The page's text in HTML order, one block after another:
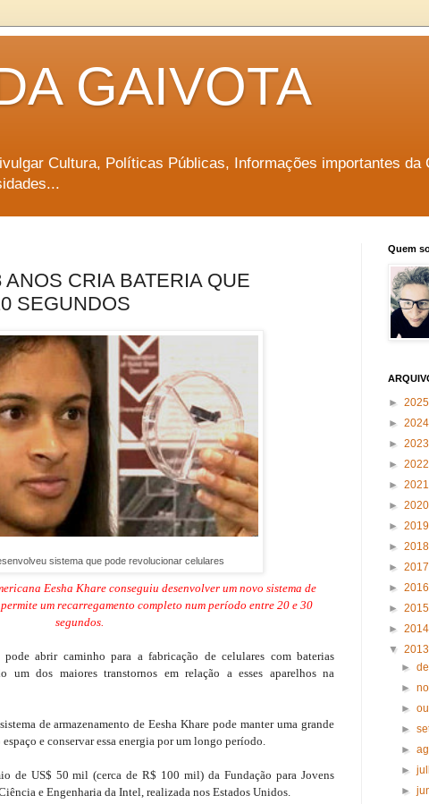
GAIVOTA
Cultura, Políticas Públicas, Informações importantes da
CRIA BATERIA QUE
SEGUNDOS
sistema que pode revolucionar celulares
Eesha Khare conseguiu desenvolver um novo sistema de
um recarregamento completo num período entre 20 e 30
segundos.
abrir caminho para a fabricação de celulares com baterias
um dos maiores transtornos em relação a esses aparelhos na
de armazenamento de Eesha Khare pode manter uma grande
e conservar essa energia por um longo período.
de US$ 50 mil (cerca de R$ 100 mil) da Fundação para Jovens
e Engenharia da Intel, realizada nos Estados Unidos.
Quem
► 2025
► 2024
► 2023
► 2022
► 2021
► 2020
► 2019
► 2018
► 2017
► 2016
► 2015
► 2014
▼ 2013
►
►
►
►
►
►
►